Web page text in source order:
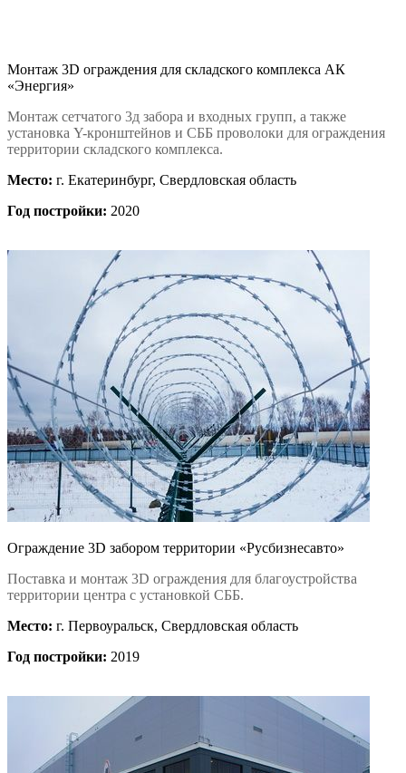
Монтаж 3D ограждения для складского комплекса АК
«Энергия»
Монтаж сетчатого 3д забора и входных групп, а также
установка Y-кронштейнов и СББ проволоки для ограждения
территории складского комплекса.
Место: г. Екатеринбург, Свердловская область
Год постройки: 2020
Ограждение 3D забором территории «Русбизнесавто»
Поставка и монтаж 3D ограждения для благоустройства
территории центра с установкой СББ.
Место: г. Первоуральск, Свердловская область
Год постройки: 2019